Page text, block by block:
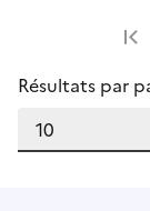
Résultats par